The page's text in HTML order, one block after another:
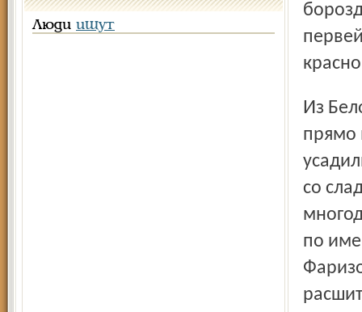
Люди ищут
Из Белоруссии мы транзитом попали... в Таджикистан да
прямо
со
по